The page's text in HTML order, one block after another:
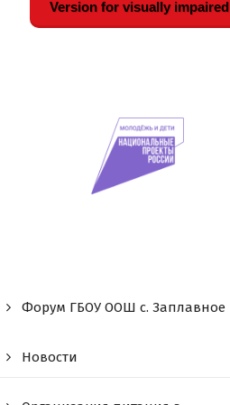
Version for visually impaired
Форум ГБОУ ООШ c. Заплавное
Новости